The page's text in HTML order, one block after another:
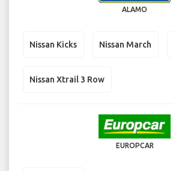
ALAMO
Nissan Kicks Nissan March
Nissan Xtrail 3 Row
EUROPCAR